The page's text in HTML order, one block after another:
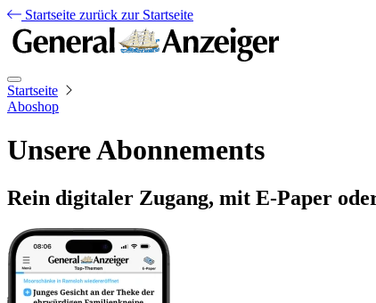
Startseite zurück zur Startseite
Startseite
Aboshop
Unsere Abonnements
Rein digitaler Zugang, mit E-Paper